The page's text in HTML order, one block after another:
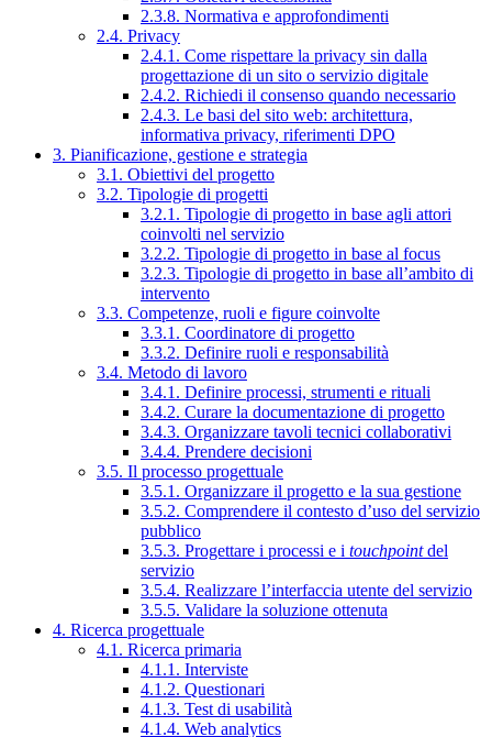
2.3.8. Normativa e approfondimenti
2.4. Privacy
2.4.1. Come rispettare la privacy sin dalla
progettazione di un sito o servizio digitale
2.4.2. Richiedi il consenso quando necessario
2.4.3. Le basi del sito web: architettura,
informativa privacy, riferimenti DPO
3. Pianificazione, gestione e strategia
3.1. Obiettivi del progetto
3.2. Tipologie di progetti
3.2.1. Tipologie di progetto in base agli attori
coinvolti nel servizio
3.2.2. Tipologie di progetto in base al focus
3.2.3. Tipologie di progetto in base all’ambito di
intervento
3.3. Competenze, ruoli e figure coinvolte
3.3.1. Coordinatore di progetto
3.3.2. Definire ruoli e responsabilità
3.4. Metodo di lavoro
3.4.1. Definire processi, strumenti e rituali
3.4.2. Curare la documentazione di progetto
3.4.3. Organizzare tavoli tecnici collaborativi
3.4.4. Prendere decisioni
3.5. Il processo progettuale
3.5.1. Organizzare il progetto e la sua gestione
3.5.2. Comprendere il contesto d’uso del servizio
pubblico
3.5.3. Progettare i processi e i touchpointdel
servizio
3.5.4. Realizzare l’interfaccia utente del servizio
3.5.5. Validare la soluzione ottenuta
4. Ricerca progettuale
4.1. Ricerca primaria
4.1.1. Interviste
4.1.2. Questionari
4.1.3. Test di usabilità
4.1.4. Web analytics